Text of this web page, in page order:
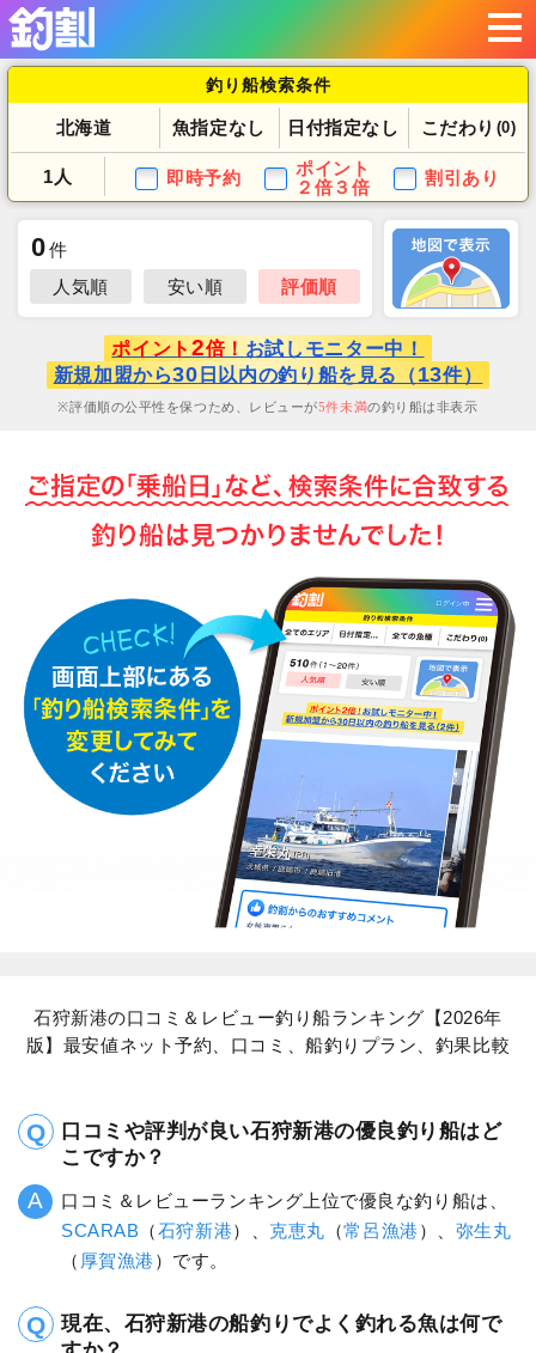
釣り船検索条件
北海道 魚指定なし 日付指定なし こだわり (0)
1人 即時予約
ポイント
２倍３倍
割引あり
0件
人気順
安い順 評価順
ポイント 2倍！ お試しモニター中！
新規加盟から30 日以内の釣り船を見る（13件）
評価順の公平性を保つため、レビューが5件未満の釣り船は非表示
石狩新港の口コミ＆レビュー釣り船ランキング【2026年
版】最安値ネット予約、口コミ、船釣りプラン、釣果比較
口コミや評判が良い石狩新港の優良釣り船はど
こですか？
口コミ＆レビューランキング上位で優良な釣り船は、
SCARAB （石狩新港）、 克恵丸 （常呂漁港 ）、 弥生丸
（ 厚賀漁港 ）です。
現在、石狩新港の船釣りでよく釣れる魚は何で